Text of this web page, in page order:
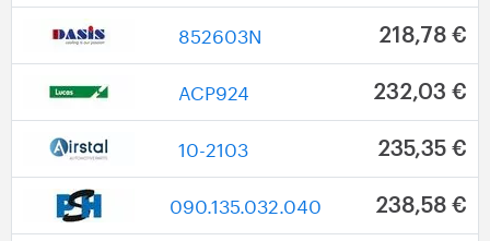
852603N 218,78 €
ACP924 232,03 €
10-2103 235,35 €
090.135.032.040 238,58 €